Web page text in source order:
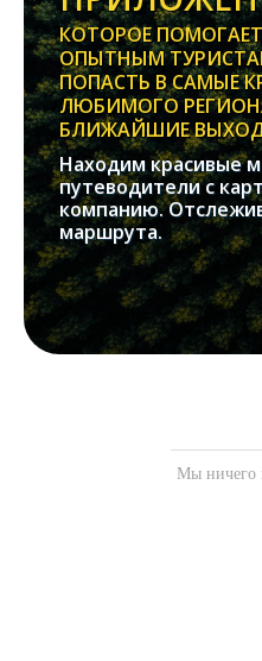
КОТОРОЕ
ОПЫТНЫМ
ПОПАСТЬ В САМЫЕ
ЛЮБИМОГО
БЛИЖАЙШИЕ
Находим красивые
путеводители с
компанию.
маршрута.
Мы ничего